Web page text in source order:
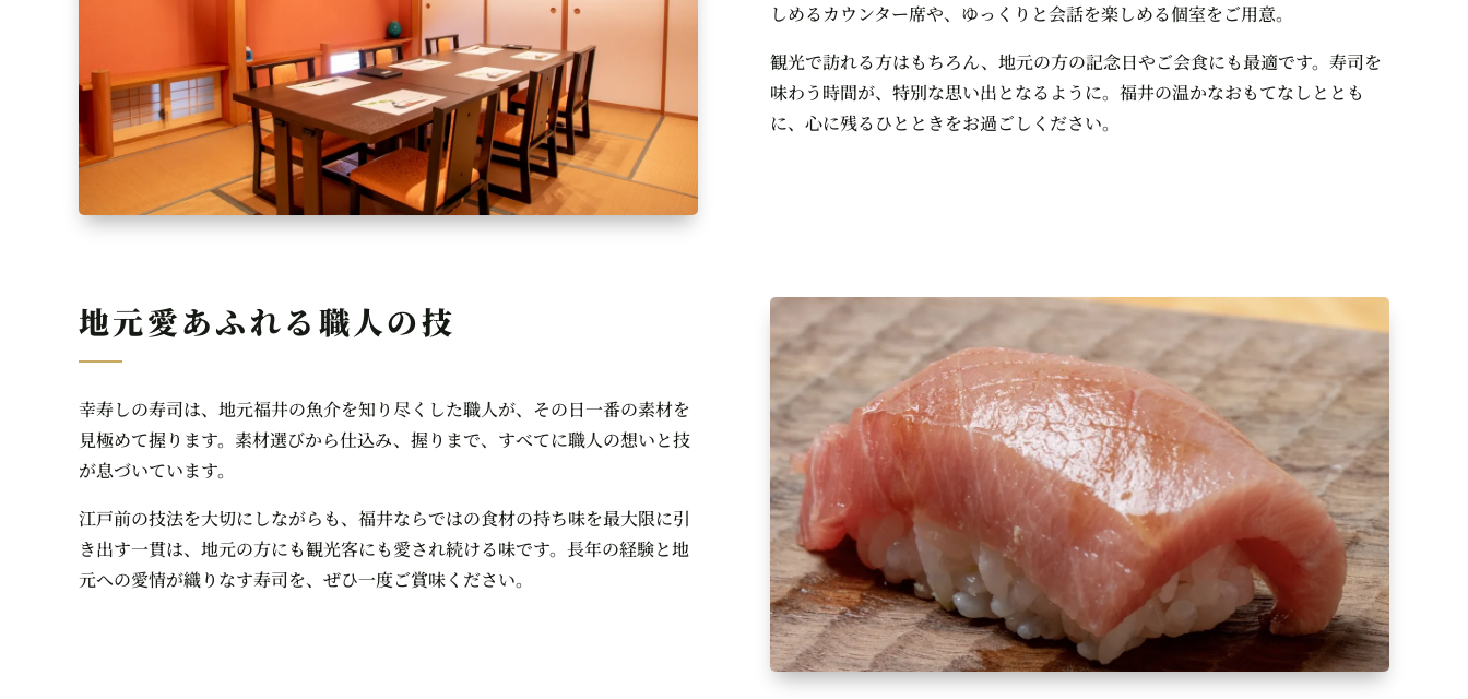
しめるカウンター席や、ゆっくりと会話を楽しめる個室をご用意。
観光で訪れる方はもちろん、地元の方の記念日やご会食にも最適です。寿司を
味わう時間が、特別な思い出となるように。福井の温かなおもてなしととも
に、心に残るひとときをお過ごしください。
地元愛あふれる職人の技
幸寿しの寿司は、地元福井の魚介を知り尽くした職人が、その日一番の素材を
見極めて握ります。素材選びから仕込み、握りまで、すべてに職人の想いと技
が息づいています。
江戸前の技法を大切にしながらも、福井ならではの食材の持ち味を最大限に引
き出す一貫は、地元の方にも観光客にも愛され続ける味です。長年の経験と地
元への愛情が織りなす寿司を、ぜひ一度ご賞味ください。